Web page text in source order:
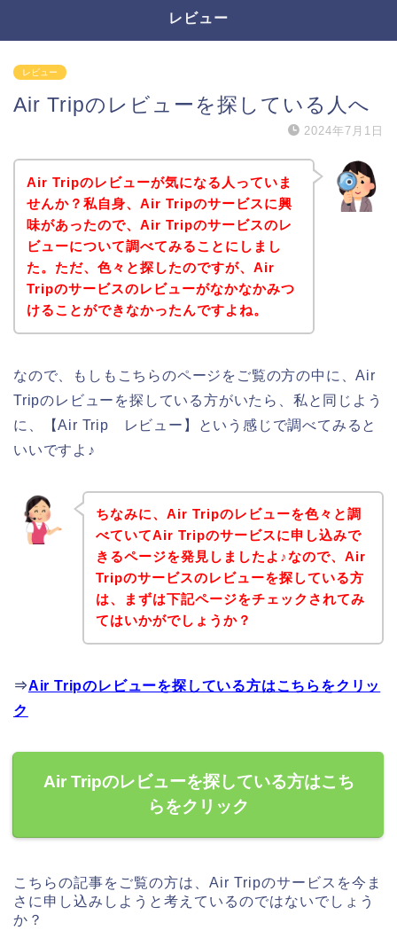
レビュー
レビュー
Air Tripのレビューを探している人へ
2024年7月1日
Air Tripのレビューが気になる人っていま
せんか？私自身、Air Tripのサービスに興
味があったので、Air Tripのサービスのレ
ビューについて調べてみることにしまし
た。ただ、色々と探したのですが、Air
Tripのサービスのレビューがなかなかみつ
けることができなかったんですよね。
なので、もしもこちらのページをご覧の方の中に、Air
Tripのレビューを探している方がいたら、私と同じよう
に、【Air Trip レビュー】という感じで調べてみると
いいですよ♪
ちなみに、Air Tripのレビューを色々と調
べていてAir Tripのサービスに申し込みで
きるページを発見しましたよ♪なので、Air
Tripのサービスのレビューを探している方
は、まずは下記ページをチェックされてみ
てはいかがでしょうか？
⇒Air Tripのレビューを探している方はこちらをクリッ
ク
Air Tripのレビューを探している方はこち
らをクリック
こちらの記事をご覧の方は、Air Tripのサービスを今ま
さに申し込みしようと考えているのではないでしょう
か？